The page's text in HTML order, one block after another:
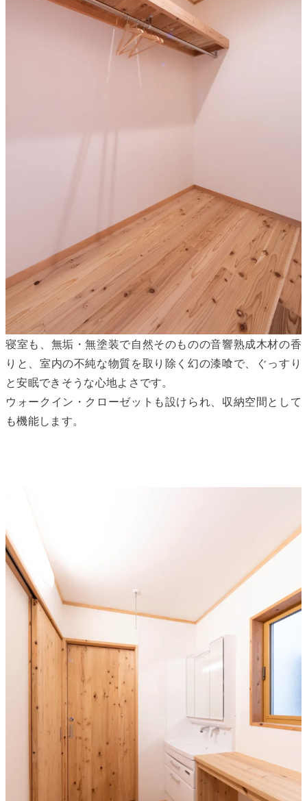
寝室も、無垢・無塗装で自然そのものの音響熟成木材の香
りと、室内の不純な物質を取り除く幻の漆喰で、ぐっすり
と安眠できそうな心地よさです。
ウォークイン・クローゼットも設けられ、収納空間として
も機能します。